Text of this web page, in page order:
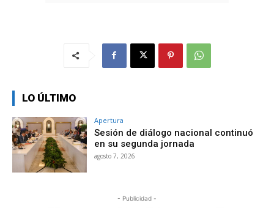
LO ÚLTIMO
Apertura
Sesión de diálogo nacional continuó
en su segunda jornada
agosto 7, 2026
- Publicidad -